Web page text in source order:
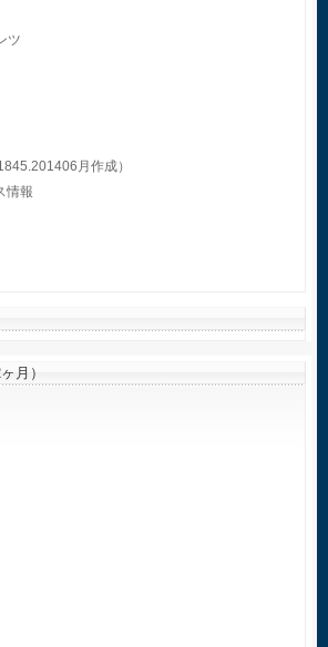
ツ
月作成）
情報
月）